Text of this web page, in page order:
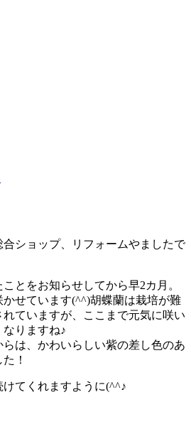
ショップ、リフォームやましたで
とをお知らせしてから早2カ月。
せています(^^)胡蝶蘭は栽培が難
ていますが、ここまで元気に咲い
りますね♪
は、かわいらしい紫の差し色のあ
！
てくれますように(^^♪